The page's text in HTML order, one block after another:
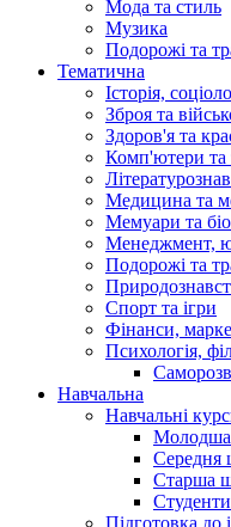
Мода та стиль
Музика
Подорожі та
Тематична
Історія,
Зброя та
Здоров'я та
Комп'ютери та
Медицина та
Мемуари та
Менеджмент,
Подорожі та
Спорт та ігри
Фінанси,
Психологія,
Навчальна
Навчальні
Середня
Старша
Студенти
Підготовка до